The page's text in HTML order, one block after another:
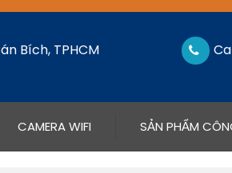
Bích, TPHCM
CAMERA WIFI SẢN PHẨM